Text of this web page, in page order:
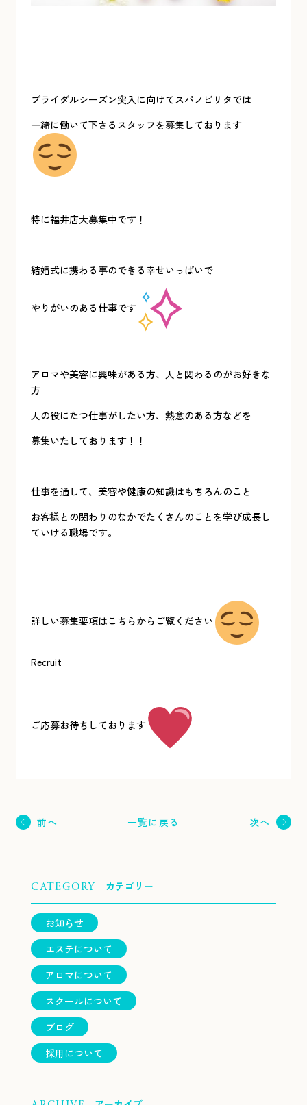
ブライダルシーズン突入に向けてスパノビリタでは
一緒に働いて下さるスタッフを募集しております
特に福井店大募集中です！
結婚式に携わる事のできる幸せいっぱいで
やりがいのある仕事です
アロマや美容に興味がある方、人と関わるのがお好きな
方
人の役にたつ仕事がしたい方、熱意のある方などを
募集いたしております！！
仕事を通して、美容や健康の知識はもちろんのこと
お客様との関わりのなかでたくさんのことを学び成長し
ていける職場です。
詳しい募集要項はこちらからご覧ください
Recruit
ご応募お待ちしております
前へ 一覧に戻る 次へ
CATEGORY カテゴリー
お知らせ
エステについて
アロマについて
スクールについて
ブログ
採用について